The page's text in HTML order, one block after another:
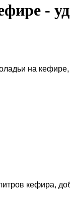
-
на
кефира,